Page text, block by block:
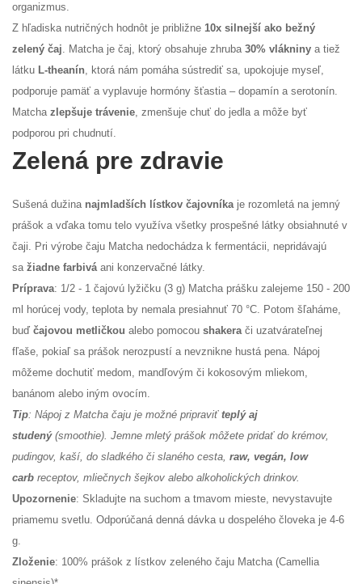
organizmus.
Z hľadiska nutričných hodnôt je približne 10x silnejší ako bežný
zelený čaj. Matcha je čaj, ktorý obsahuje zhruba 30% vlákniny a tiež
látku L-theanín, ktorá nám pomáha sústrediť sa, upokojuje myseľ,
podporuje pamäť a vyplavuje hormóny šťastia – dopamín a serotonín.
Matcha zlepšuje trávenie, zmenšuje chuť do jedla a môže byť
podporou pri chudnutí.
Zelená pre zdravie
Sušená dužina najmladších lístkov čajovníkaje rozomletá na jemný
prášok a vďaka tomu telo využíva všetky prospešné látky obsiahnuté v
čaji. Pri výrobe čaju Matcha nedochádza k fermentácii, nepridávajú
sa žiadne farbiváani konzervačné látky.
Príprava: 1/2 - 1 čajovú lyžičku (3 g) Matcha prášku zalejeme 150 - 200
ml horúcej vody, teplota by nemala presiahnuť 70 °C. Potom šľaháme,
buď čajovou metličkou alebo pomocou shakerači uzatvárateľnej
fľaše, pokiaľ sa prášok nerozpustí a nevznikne hustá pena. Nápoj
môžeme dochutiť medom, mandľovým či kokosovým mliekom,
banánom alebo iným ovocím.
Tip: Nápoj z Matcha čaju je možné pripraviť teplý aj
studený(smoothie). Jemne mletý prášok môžete pridať do krémov,
pudingov, kaší, do sladkého či slaného cesta, raw, vegán, low
carb receptov, mliečnych šejkov alebo alkoholických drinkov.
Upozornenie: Skladujte na suchom a tmavom mieste, nevystavujte
priamemu svetlu. Odporúčaná denná dávka u dospelého človeka je 4-6
g.
Zloženie: 100% prášok z lístkov zeleného čaju Matcha (Camellia